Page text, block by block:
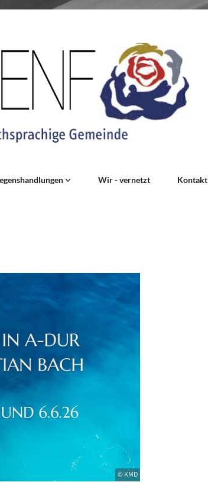
Wir - vernetzt Kontakt
© KMD